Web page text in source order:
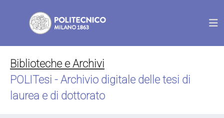
Biblioteche e Archivi
POLITesi - Archivio digitale delle tesi di
laurea e di dottorato